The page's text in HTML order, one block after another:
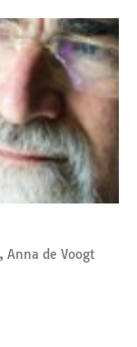
Anna de Voogt